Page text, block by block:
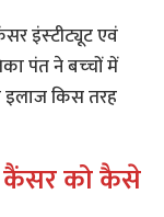
इंस्‍टीट्यूट एवं
पंत ने बच्‍चों में
किस तरह
कैंसर को कैसे